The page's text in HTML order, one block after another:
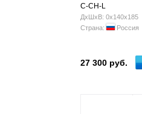
C-CH-L
ДхШхВ: 0х140х185
Страна:
Россия
27 300 руб.